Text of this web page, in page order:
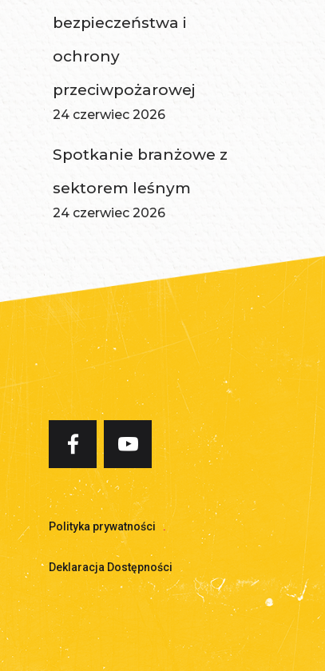
bezpieczeństwa i
ochrony
przeciwpożarowej
24 czerwiec 2026
Spotkanie branżowe z
sektorem leśnym
24 czerwiec 2026
Polityka prywatności .
Deklaracja Dostępności